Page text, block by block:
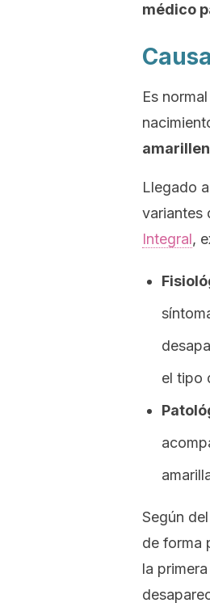
médico
Es
Llegado
variantes
Integral,
el tipo
Según
de forma
la